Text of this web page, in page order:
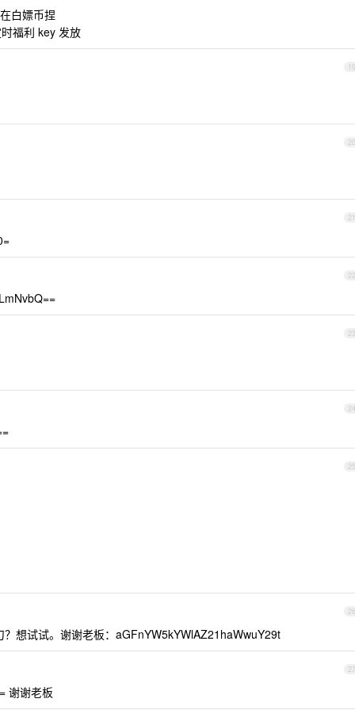
白嫖币捏
福利 key 发放
19
20
21
22
23
24
25
26
想试试。谢谢老板：aGFnYW5kYWlAZ21haWwuY29t
27
谢谢老板